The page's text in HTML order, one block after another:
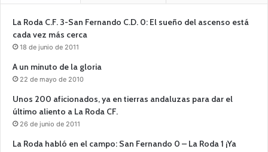
La Roda C.F. 3-San Fernando C.D. 0: El sueño del ascenso está
cada vez más cerca
18 de junio de 2011
A un minuto de la gloria
22 de mayo de 2010
Unos 200 aficionados, ya en tierras andaluzas para dar el
último aliento a La Roda CF.
26 de junio de 2011
La Roda habló en el campo: San Fernando 0 – La Roda 1 ¡Ya